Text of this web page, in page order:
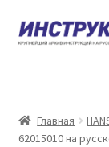
Перейти
к
Перейти
к
Каталог
Главная
62015010 на